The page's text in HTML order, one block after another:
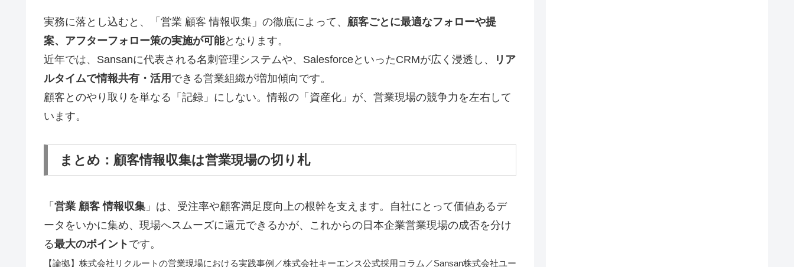
実務に落とし込むと、「営業 顧客 情報収集」の徹底によって、 顧客ごとに最適なフォローや提
案、アフターフォロー策の実施が可能となります。
近年では、Sansanに代表される名刺管理システムや、SalesforceといったCRMが広く浸透し、
リア
ルタイムで情報共有・活用 できる営業組織が増加傾向です。
顧客とのやり取りを単なる「記録」にしない。情報の「資産化」が、営業現場の競争力を左右して
います。
まとめ：顧客情報収集は営業現場の切り札
「 営業 顧客 情報収集 」は、受注率や顧客満足度向上の根幹を支えます。自社にとって価値あるデ
ータをいかに集め、現場へスムーズに還元できるかが、これからの日本企業営業現場の成否を分け
る最大のポイント です。
【論拠】株式会社リクルートの営業現場における実践事例／株式会社キーエンス公式採用コラム／Sansan株式会社ユー